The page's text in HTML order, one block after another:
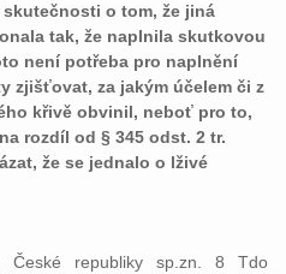
o tom, že jiná
tak, že naplnila skutkovou
není potřeba pro naplnění
zjišťovat, za jakým účelem či z
křivě obvinil, neboť pro to,
rozdíl od § 345 odst. 2 tr.
že se jednalo o lživé
České republiky sp.zn. 8 Tdo